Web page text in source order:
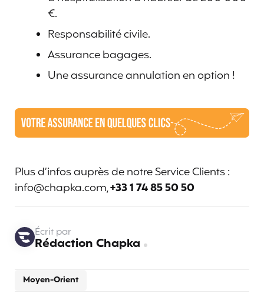
€.
Responsabilité civile.
Assurance bagages.
Une assurance annulation en option !
Plus d’infos auprès de notre Service Clients :
info@chapka.com,+33 1 74 85 50 50
Moyen-Orient
Écrit par
Rédaction Chapka